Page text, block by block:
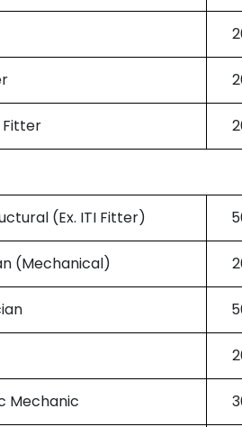
Fitter
(Ex. ITI Fitter)
(Mechanical)
Mechanic